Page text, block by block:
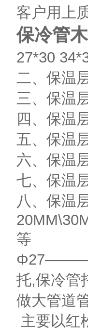
客户用上
保冷管
27*30
二、保温
三、保温
四、保温
五、保温
六、保温
七、保温
八、保温
等
托,保冷管
做大管道
主要以红